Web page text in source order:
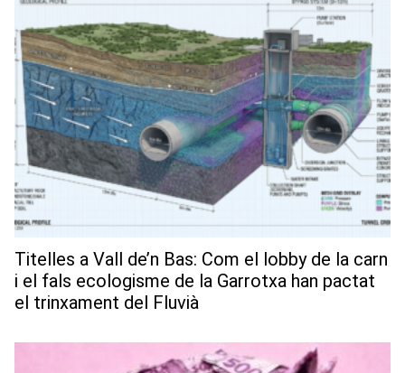
Titelles a Vall de’n Bas: Com el lobby de la carn
i el fals ecologisme de la Garrotxa han pactat
el trinxament del Fluvià